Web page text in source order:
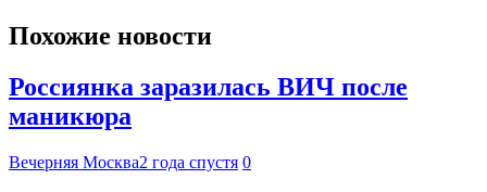
Похожие новости
Россиянка заразилась ВИЧ после
маникюра
Вечерняя Москва2 года спустя 0